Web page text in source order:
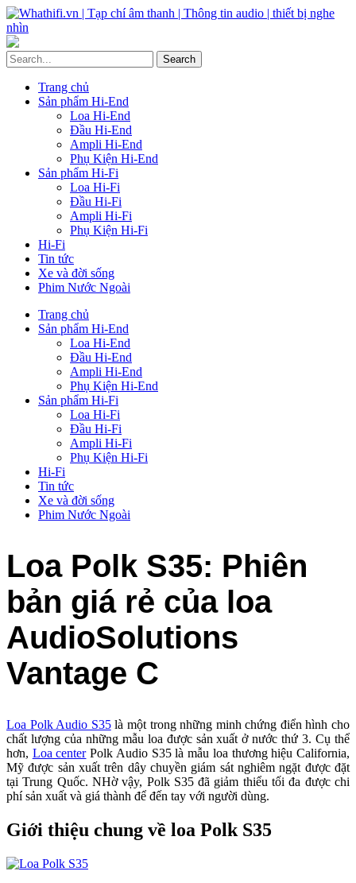
Trang chủ
Sản phẩm Hi-End
Loa Hi-End
Đầu Hi-End
Ampli Hi-End
Phụ Kiện Hi-End
Sản phẩm Hi-Fi
Loa Hi-Fi
Đầu Hi-Fi
Ampli Hi-Fi
Phụ Kiện Hi-Fi
Hi-Fi
Tin tức
Xe và đời sống
Phim Nước Ngoài
Trang chủ
Sản phẩm Hi-End
Loa Hi-End
Đầu Hi-End
Ampli Hi-End
Phụ Kiện Hi-End
Sản phẩm Hi-Fi
Loa Hi-Fi
Đầu Hi-Fi
Ampli Hi-Fi
Phụ Kiện Hi-Fi
Hi-Fi
Tin tức
Xe và đời sống
Phim Nước Ngoài
Loa Polk S35: Phiên
bản giá rẻ của loa
AudioSolutions
Vantage C
Loa Polk Audio S35là một trong những minh chứng điển hình cho
chất lượng của những mẫu loa được sản xuất ở nước thứ 3. Cụ thể
hơn, Loa centerPolk Audio S35 là mẫu loa thương hiệu California,
Mỹ được sản xuất trên dây chuyền giám sát nghiêm ngặt được đặt
tại Trung Quốc. NHờ vậy, Polk S35 đã giảm thiểu tối đa được chi
phí sản xuất và giá thành để đến tay với người dùng.
Giới thiệu chung về loa Polk S35